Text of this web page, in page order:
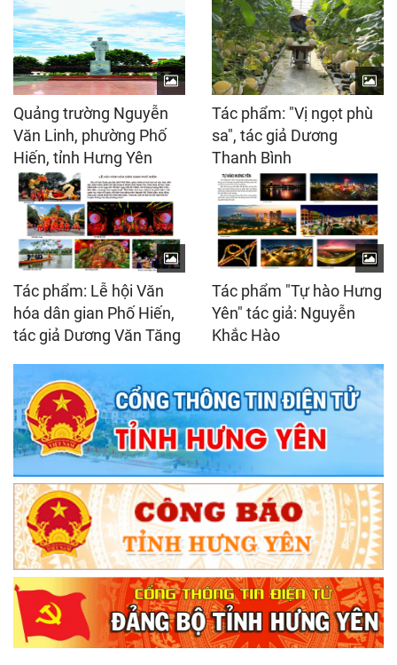
Quảng trường Nguyễn
Văn Linh, phường Phố
Hiến, tỉnh Hưng Yên
Tác phẩm: "Vị ngọt phù
sa", tác giả Dương
Thanh Bình
Tác phẩm: Lễ hội Văn
hóa dân gian Phố Hiến,
tác giả Dương Văn Tăng
Tác phẩm "Tự hào Hưng
Yên" tác giả: Nguyễn
Khắc Hào